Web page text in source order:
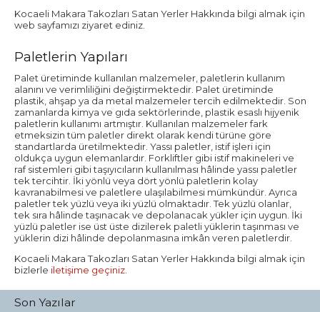
Kocaeli Makara Takozları Satan Yerler Hakkında bilgi almak için
web sayfamızı ziyaret ediniz.
Paletlerin Yapıları
Palet üretiminde kullanılan malzemeler, paletlerin kullanım
alanını ve verimliliğini değiştirmektedir. Palet üretiminde
plastik, ahşap ya da metal malzemeler tercih edilmektedir. Son
zamanlarda kimya ve gıda sektörlerinde, plastik esaslı hijyenik
paletlerin kullanımı artmıştır. Kullanılan malzemeler fark
etmeksizin tüm paletler direkt olarak kendi türüne göre
standartlarda üretilmektedir. Yassı paletler, istif işleri için
oldukça uygun elemanlardır. Forkliftler gibi istif makineleri ve
raf sistemleri gibi taşıyıcıların kullanılması hâlinde yassı paletler
tek tercihtir. İki yönlü veya dört yönlü paletlerin kolay
kavranabilmesi ve paletlere ulaşılabilmesi mümkündür. Ayrıca
paletler tek yüzlü veya iki yüzlü olmaktadır. Tek yüzlü olanlar,
tek sıra hâlinde taşınacak ve depolanacak yükler için uygun. İki
yüzlü paletler ise üst üste dizilerek paletli yüklerin taşınması ve
yüklerin dizi hâlinde depolanmasına imkân veren paletlerdir.
Kocaeli Makara Takozları Satan Yerler Hakkında bilgi almak için
bizlerle iletişime geçiniz.
Son Yazılar